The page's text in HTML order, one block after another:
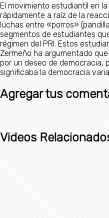
El movimiento estudiantil en
rápidamente a raíz de la
luchas entre «porros»
segmentos de estudiantes
régimen del PRI. Estos
Zermeño ha argumentado
por un deseo de democracia,
significaba la democracia
Agregar tus
Videos